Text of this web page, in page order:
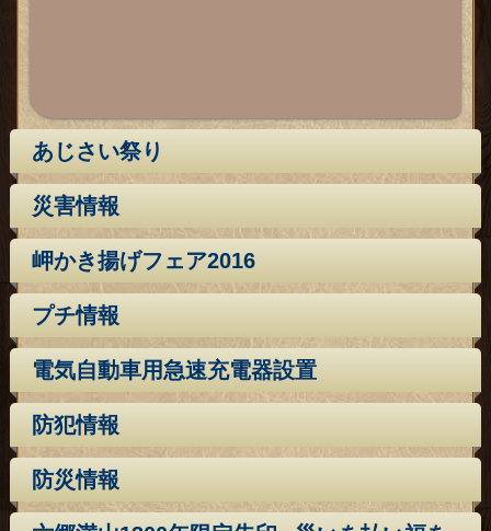
あじさい祭り
災害情報
岬かき揚げフェア2016
プチ情報
電気自動車用急速充電器設置
防犯情報
防災情報